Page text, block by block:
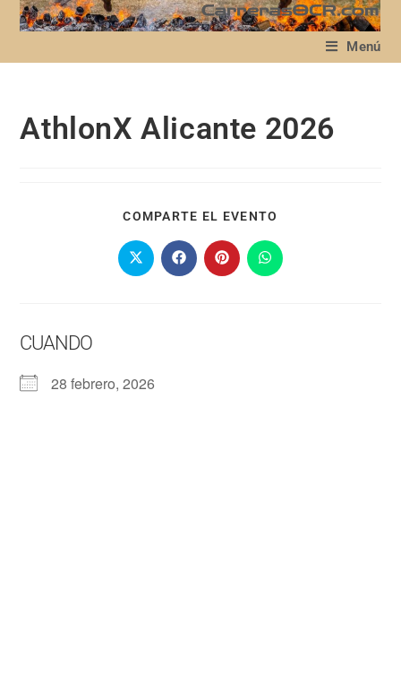
Menú
AthlonX Alicante 2026
COMPARTE EL EVENTO
CUANDO
28 febrero, 2026